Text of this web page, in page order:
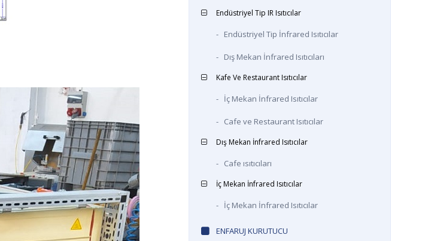
Endüstriyel Tip IR Isıtıcılar
- Endüstriyel Tip İnfrared Isıtıcılar
- Dış Mekan İnfrared Isıtıcıları
Kafe Ve Restaurant Isıtıcılar
- İç Mekan İnfrared Isıtıcılar
- Cafe ve Restaurant Isıtıcılar
Dış Mekan İnfrared Isıtıcılar
- Cafe ısıtıcıları
İç Mekan İnfrared Isıtıcılar
- İç Mekan İnfrared Isıtıcılar
ENFARUJ KURUTUCU